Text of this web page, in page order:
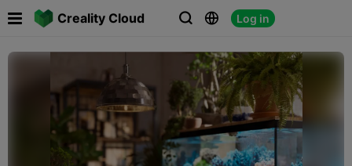
Creality Cloud   Log in
 